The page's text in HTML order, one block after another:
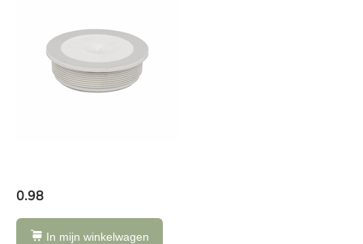
0.98
In mijn winkelwagen